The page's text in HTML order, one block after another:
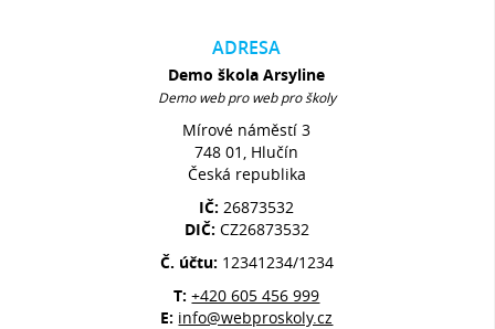
ADRESA
Demo škola Arsyline
Demo web pro web pro školy
Mírové náměstí 3
748 01, Hlučín
Česká republika
IČ:26873532
DIČ: CZ26873532
Č. účtu: 12341234/1234
T:+420 605 456 999
E: info@webproskoly.cz